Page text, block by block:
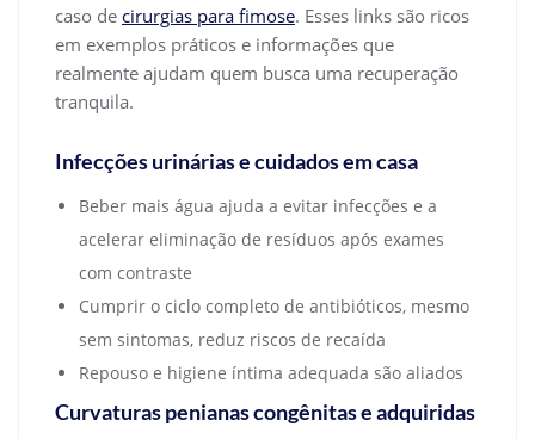
caso de cirurgias para fimose. Esses links são ricos
em exemplos práticos e informações que
realmente ajudam quem busca uma recuperação
tranquila.
Infecções urinárias e cuidados em casa
Beber mais água ajuda a evitar infecções e a
acelerar eliminação de resíduos após exames
com contraste
Cumprir o ciclo completo de antibióticos, mesmo
sem sintomas, reduz riscos de recaída
Repouso e higiene íntima adequada são aliados
Curvaturas penianas congênitas e adquiridas